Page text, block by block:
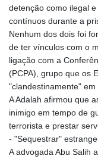
detenção como ilegal
contínuos durante a
Nenhum dos dois foi
de ter vínculos com o
ligação com a
(PCPA), grupo que os
"clandestinamente" em
A Adalah afirmou que
inimigo em tempo de
terrorista e prestar
- "Sequestrar"
A advogada Abu Salih